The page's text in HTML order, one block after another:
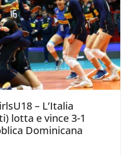
– L’Italia
lotta e vince 3-1
Dominicana